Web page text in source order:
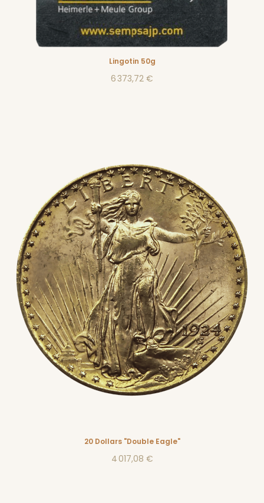
Lingotin 50g
6 373,72 €
20 Dollars "Double Eagle"
4 017,08 €